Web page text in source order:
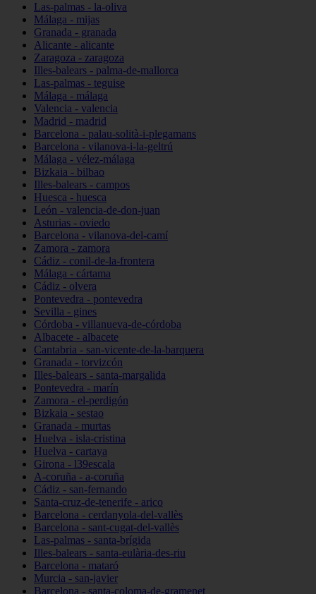
Las-palmas - la-oliva
Málaga - mijas
Granada - granada
Alicante - alicante
Zaragoza - zaragoza
Illes-balears - palma-de-mallorca
Las-palmas - teguise
Málaga - málaga
Valencia - valencia
Madrid - madrid
Barcelona - palau-solità-i-plegamans
Barcelona - vilanova-i-la-geltrú
Málaga - vélez-málaga
Bizkaia - bilbao
Illes-balears - campos
Huesca - huesca
León - valencia-de-don-juan
Asturias - oviedo
Barcelona - vilanova-del-camí
Zamora - zamora
Cádiz - conil-de-la-frontera
Málaga - cártama
Cádiz - olvera
Pontevedra - pontevedra
Sevilla - gines
Córdoba - villanueva-de-córdoba
Albacete - albacete
Cantabria - san-vicente-de-la-barquera
Granada - torvizcón
Illes-balears - santa-margalida
Pontevedra - marín
Zamora - el-perdigón
Bizkaia - sestao
Granada - murtas
Huelva - isla-cristina
Huelva - cartaya
Girona - l39escala
A-coruña - a-coruña
Cádiz - san-fernando
Santa-cruz-de-tenerife - arico
Barcelona - cerdanyola-del-vallès
Barcelona - sant-cugat-del-vallès
Las-palmas - santa-brígida
Illes-balears - santa-eulària-des-riu
Barcelona - mataró
Murcia - san-javier
Barcelona - santa-coloma-de-gramenet